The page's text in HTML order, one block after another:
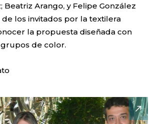
Beatriz Arango, y Felipe González
los invitados por la textilera
la propuesta diseñada con
de color.